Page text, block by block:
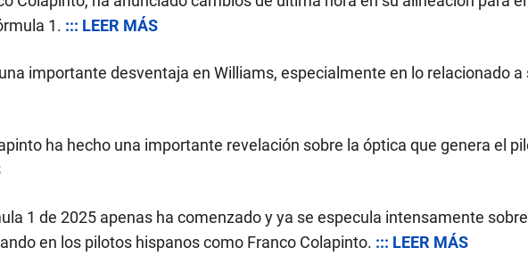
1. ::: LEER MÁS
importante desventaja en Williams, especialmente en lo relacionado
ha hecho una importante revelación sobre la óptica que genera el
1 de 2025 apenas ha comenzado y ya se especula intensamente
en los pilotos hispanos como Franco Colapinto. ::: LEER MÁS